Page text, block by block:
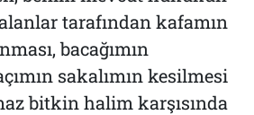
tarafından kafamın
bacağımın
sakalımın kesilmesi
bitkin halim karşısında